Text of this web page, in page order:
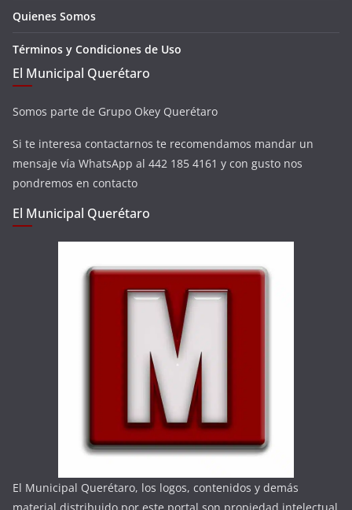
Quienes Somos
Términos y Condiciones de Uso
El Municipal Querétaro
Somos parte de Grupo Okey Querétaro
Si te interesa contactarnos te recomendamos mandar un
mensaje vía WhatsApp al 442 185 4161 y con gusto nos
pondremos en contacto
El Municipal Querétaro
El Municipal Querétaro, los logos, contenidos y demás